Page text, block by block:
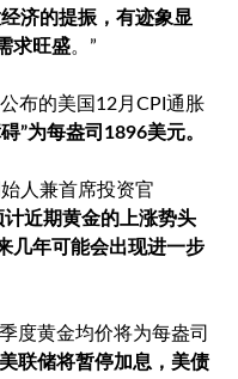
济的提振，有迹象显
求旺盛。”
布的美国12月CPI通胀
”为每盎司1896美元。
人兼首席投资官
计近期黄金的上涨势头
几年可能会出现进一步
度黄金均价将为每盎司
联储将暂停加息，美债